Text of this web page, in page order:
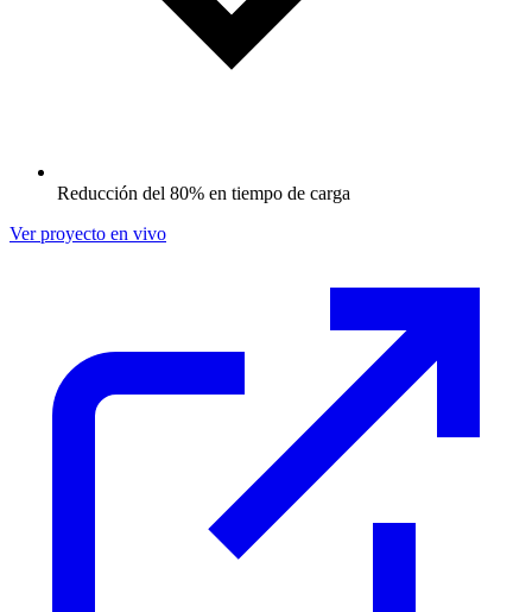
Reducción del 80% en tiempo de carga
Ver proyecto en vivo